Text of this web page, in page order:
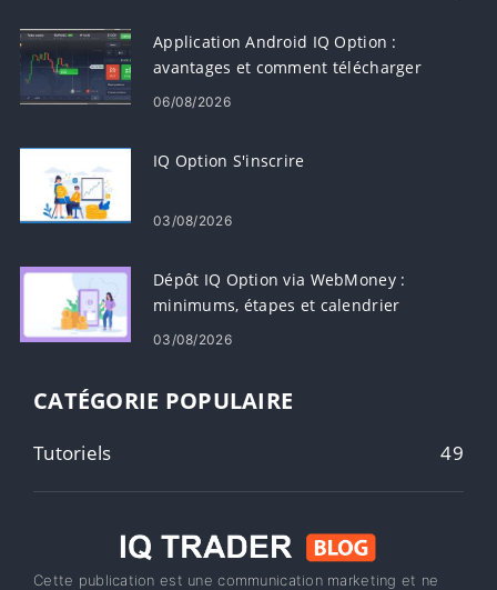
Application Android IQ Option :
avantages et comment télécharger
06/08/2026
IQ Option S'inscrire
03/08/2026
Dépôt IQ Option via WebMoney :
minimums, étapes et calendrier
03/08/2026
CATÉGORIE POPULAIRE
Tutoriels 49
Cette publication est une communication marketing et ne